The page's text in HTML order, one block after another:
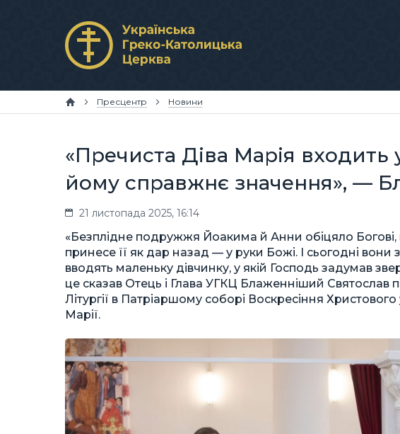
Пресцентр Новини
«Пречиста Діва Марія
йому справжнє значення», —
21 листопада 2025, 16:14
«Безплідне подружжя Йоакима й Анни обіцяло
принесе її як дар назад — у руки Божі. І сьогодні
вводять маленьку дівчинку, у якій Господь задумав
це сказав Отець і Глава УГКЦ Блаженніший Святослав
Літургії в Патріаршому соборі Воскресіння
Марії.